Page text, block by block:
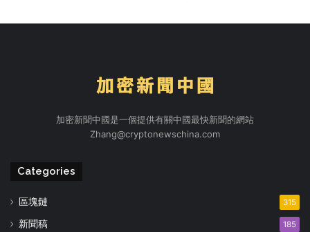
加密新聞中國是一個提供有關中國最快新聞的網站
Zhang@cryptonewschina.com
Categories
區塊鏈 315
新聞稿 185